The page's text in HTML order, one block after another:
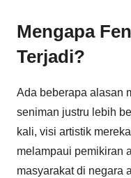
Mengapa
Terjadi?
Ada beberapa alasan
seniman justru lebih
kali, visi artistik
melampaui pemikiran
masyarakat di negara